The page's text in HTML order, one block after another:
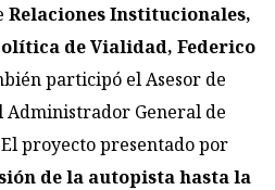
Relaciones Institucionales,
de Vialidad, Federico
participó el Asesor de
Administrador General de
proyecto presentado por
de la autopista hasta la